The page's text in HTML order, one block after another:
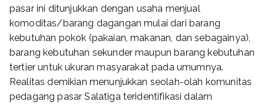
pasar ini ditunjukkan dengan usaha menjual
komoditas/barang dagangan mulai dari barang
kebutuhan pokok (pakaian, makanan, dan sebagainya),
barang kebutuhan sekunder maupun barang kebutuhan
tertier untuk ukuran masyarakat pada umumnya.
Realitas demikian menunjukkan seolah-olah komunitas
pedagang pasar Salatiga teridentifikasi dalam